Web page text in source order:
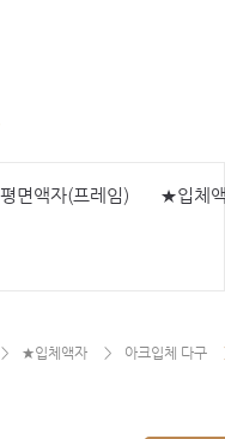
면액자(프레임) ★입체
★입체액자 아크입체 다구